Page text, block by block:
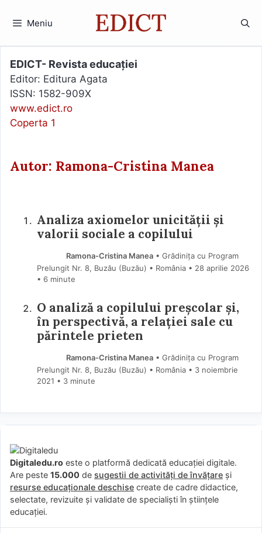
Meniu
EDICT- Revista educației
Editor: Editura Agata
ISSN: 1582-909X
www.edict.ro
Coperta 1
Autor: Ramona-Cristina Manea
Analiza axiomelor unicității și
valorii sociale a copilului
Ramona-Cristina Manea• Grădinița cu Program
Prelungit Nr. 8, Buzău (Buzău) • România
28 aprilie 2026
• 6 minute
O analiză a copilului preșcolar și,
în perspectivă, a relației sale cu
părintele prieten
Ramona-Cristina Manea• Grădinița cu Program
Prelungit Nr. 8, Buzău (Buzău) • România
3 noiembrie
2021 • 3 minute
Digitaledu.ro este o platformă dedicată educației digitale.
Are peste 15.000 de sugestii de activități de învățare și
resurse educaționale deschise create de cadre didactice,
selectate, revizuite și validate de specialiști în științele
educației.